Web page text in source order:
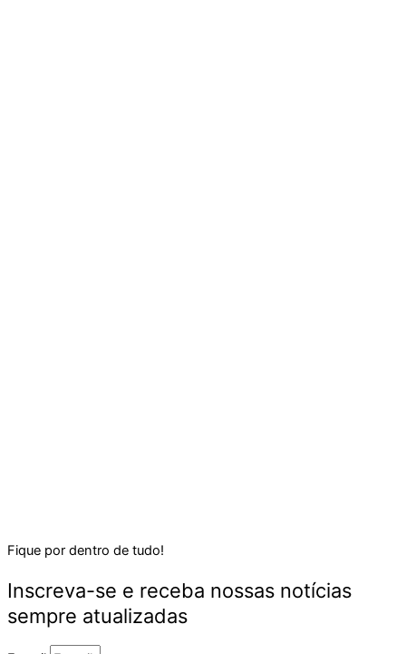
Fique por dentro de tudo!
Inscreva-se e receba nossas notícias
sempre atualizadas